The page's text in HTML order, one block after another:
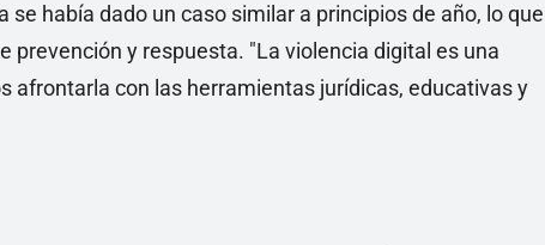
había dado un caso similar a principios de año, lo que
prevención y respuesta. "La violencia digital es una
afrontarla con las herramientas jurídicas, educativas y